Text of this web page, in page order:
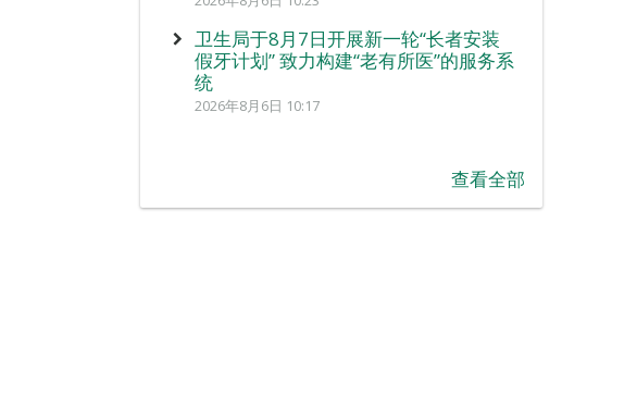
卫生局于8月7日开展新一轮“长者安装
假牙计划” 致力构建“老有所医”的服务系
统
2026年8月6日 10:17
查看全部